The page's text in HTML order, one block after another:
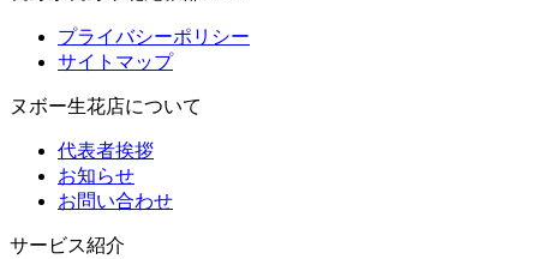
プライバシーポリシー
サイトマップ
ヌボー生花店について
代表者挨拶
お知らせ
お問い合わせ
サービス紹介